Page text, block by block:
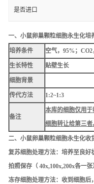
是否进口
一、 小鼠卵巢颗粒细胞永生化培
培养条件 空气，95%；
生长特性 贴壁生长
细胞背景
传代方法 1:2~1:3
备注
本库的细胞仅用
细胞转让给第三者
二、 小鼠卵巢颗粒细胞永生化收
复苏细胞处理方法： 培养至良好
拍照保存（ 40x,100x,200x各一
冻存细胞处理方法： 收到细胞后